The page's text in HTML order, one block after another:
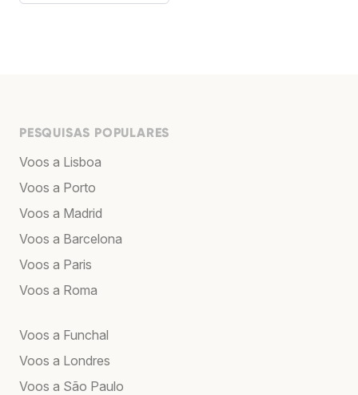
PESQUISAS POPULARES
Voos a Lisboa
Voos a Porto
Voos a Madrid
Voos a Barcelona
Voos a Paris
Voos a Roma
Voos a Funchal
Voos a Londres
Voos a São Paulo